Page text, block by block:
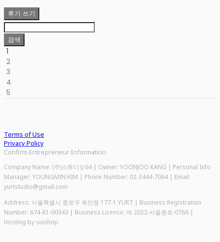
후기 쓰기
검색
1
2
3
4
5
Terms of Use
Privacy Policy
Confirm Entrepreneur Information
Company Name: (주)스튜디오64 | Owner: YOONJOO KANG | Personal Info
Manager: YOUNGMIN KIM | Phone Number: 02-3444-7064 | Email:
yurtstudio@gmail.com
Address: 서울특별시 종로구 옥인동 177-1 YURT | Business Registration
Number: 674-81-00343 | Business License: 제 2022-서울종로-0766 |
Hosting by sixshop